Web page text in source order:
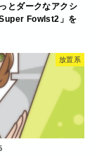
とダークなアクシ
Fowlst2」を
放置系